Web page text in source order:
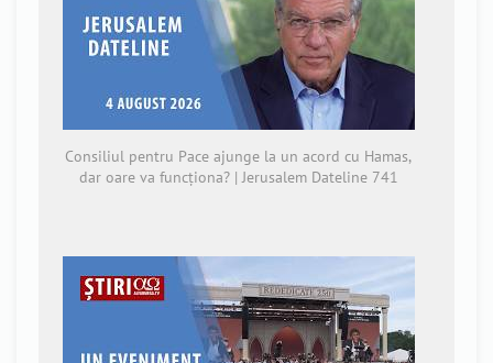
Consiliul pentru Pace ajunge la un acord cu Hamas,
dar oare va funcționa? | Jerusalem Dateline 741